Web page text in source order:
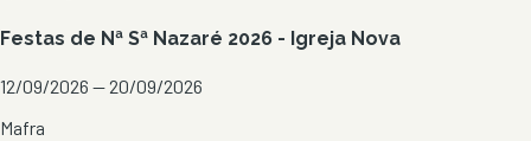
Festas de Nª Sª Nazaré 2026 - Igreja Nova
12/09/2026 — 20/09/2026
Mafra